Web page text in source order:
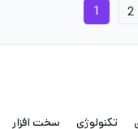
1 2
تکنولوژی سخت افزار